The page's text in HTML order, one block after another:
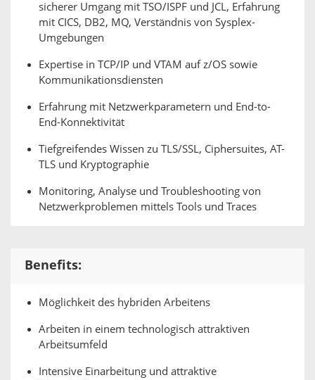
sicherer Umgang mit TSO/ISPF und JCL, Erfahrung
mit CICS, DB2, MQ, Verständnis von Sysplex-
Umgebungen
Expertise in TCP/IP und VTAM auf z/OS sowie
Kommunikationsdiensten
Erfahrung mit Netzwerkparametern und End-to-
End-Konnektivität
Tiefgreifendes Wissen zu TLS/SSL, Ciphersuites, AT-
TLS und Kryptographie
Monitoring, Analyse und Troubleshooting von
Netzwerkproblemen mittels Tools und Traces
Benefits:
Möglichkeit des hybriden Arbeitens
Arbeiten in einem technologisch attraktiven
Arbeitsumfeld
Intensive Einarbeitung und attraktive